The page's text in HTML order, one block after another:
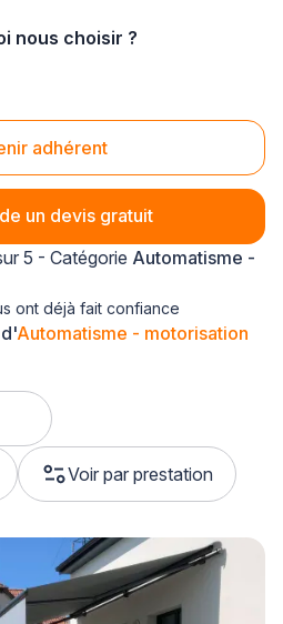
nous choisir ?
adhérent
un devis gratuit
Roncourt (57860)
Automatisme - motorisation
Voir par prestation
5 - Catégorie Automatisme -
ont déjà fait confiance